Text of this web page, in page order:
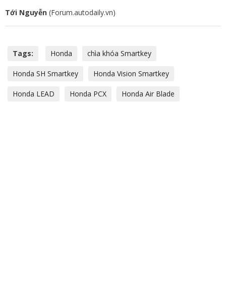
Tới Nguyễn (Forum.autodaily.vn)
Tags: Honda chìa khóa Smartkey
Honda SH Smartkey Honda Vision Smartkey
Honda LEAD Honda PCX Honda Air Blade